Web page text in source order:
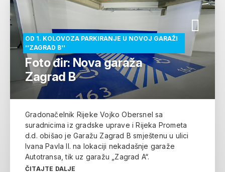
OD 1. KOLOVOZA PARKIRANJE U NOVOJ GARAŽI
''ZAGRAD B''
Foto đir: Nova garaža
Zagrad B
Gradonačelnik Rijeke Vojko Obersnel sa
suradnicima iz gradske uprave i Rijeka Prometa
d.d. obišao je Garažu Zagrad B smještenu u ulici
Ivana Pavla II. na lokaciji nekadašnje garaže
Autotransa, tik uz garažu „Zagrad A“.
ČITAJTE DALJE